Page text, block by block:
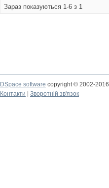
Зараз показуються 1-6 з 1
DSpace software copyright © 2002-2016
Контакти
Зворотній зв'язок